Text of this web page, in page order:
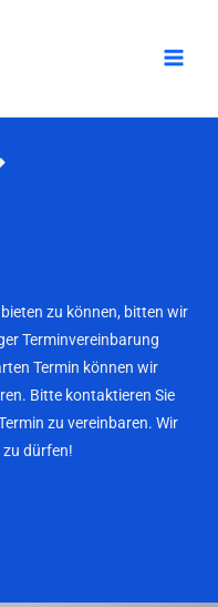
zu können, bitten wir
Terminvereinbarung
Termin können wir
Bitte kontaktieren Sie
zu vereinbaren. Wir
zu dürfen!